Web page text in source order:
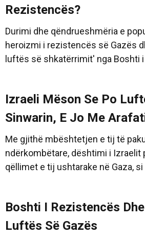
Rezistencës?
Durimi dhe qëndrueshmëria e
heroizmi i rezistencës së Gazës
luftës së shkatërrimit' nga Boshti
Izraeli Mëson Se Po
Sinwarin, E Jo Me
Me gjithë mbështetjen e tij të
ndërkombëtare, dështimi i Izraelit
qëllimet e tij ushtarake në Gaza, si
Boshti I Rezistencës
Luftës Së Gazës